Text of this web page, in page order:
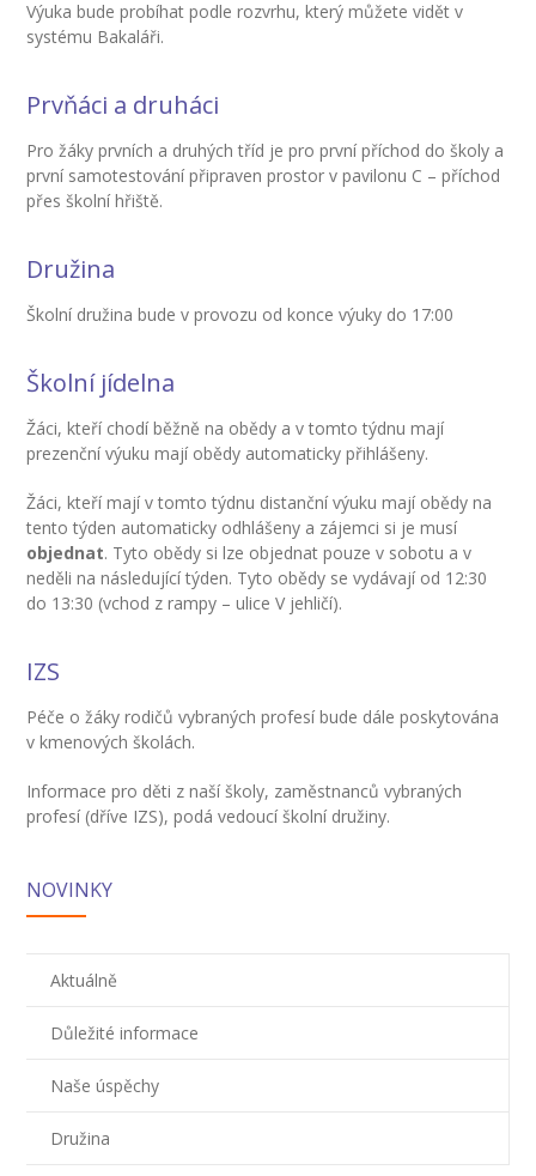
Družina
-- Informace
-- Vnitřní řád školní družiny
-- Jídelníček
-- Objednávky a odhlašování obědů
-- Cizí strávníci
-- Provozní řád školní jídelny
-- Fotogalerie
-- Školská rada
-- Přijímací řízení na SŠ
-- Informace pro cizince
Novinky
GDPR
Výuka bude probíhat podle rozvrhu, který můžete vidět v
systému Bakaláři.
Prvňáci a druháci
Pro žáky prvních a druhých tříd je pro první příchod do školy a
první samotestování připraven prostor v pavilonu C – příchod
přes školní hřiště.
Družina
Školní družina bude v provozu od konce výuky do 17:00
Školní jídelna
Žáci, kteří chodí běžně na obědy a v tomto týdnu mají
prezenční výuku mají obědy automaticky přihlášeny.
Žáci, kteří mají v tomto týdnu distanční výuku mají obědy na
tento týden automaticky odhlášeny a zájemci si je musí
objednat. Tyto obědy si lze objednat pouze v sobotu a v
neděli na následující týden. Tyto obědy se vydávají od 12:30
do 13:30 (vchod z rampy – ulice V jehličí).
IZS
Péče o žáky rodičů vybraných profesí bude dále poskytována
v kmenových školách.
Informace pro děti z naší školy, zaměstnanců vybraných
profesí (dříve IZS), podá vedoucí školní družiny.
NOVINKY
Aktuálně
Důležité informace
Naše úspěchy
Družina